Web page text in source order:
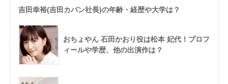
吉田幸裕(吉田カバン社長)の年齢・経歴や大学は？
おちょやん 石田かおり役は松本 妃代！プロフ
ィールや学歴、他の出演作は？